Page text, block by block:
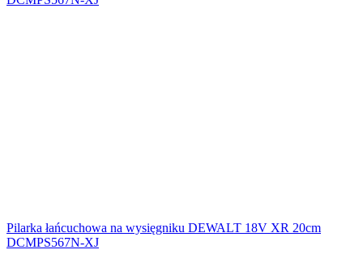
Pilarka łańcuchowa na wysięgniku DEWALT 18V XR 20cm
DCMPS567N-XJ